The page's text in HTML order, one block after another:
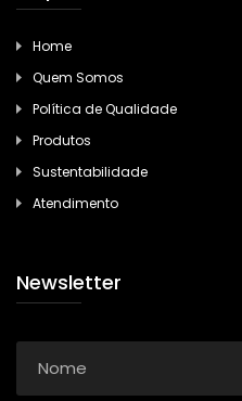
Home
Quem Somos
Política de Qualidade
Produtos
Sustentabilidade
Atendimento
Newsletter